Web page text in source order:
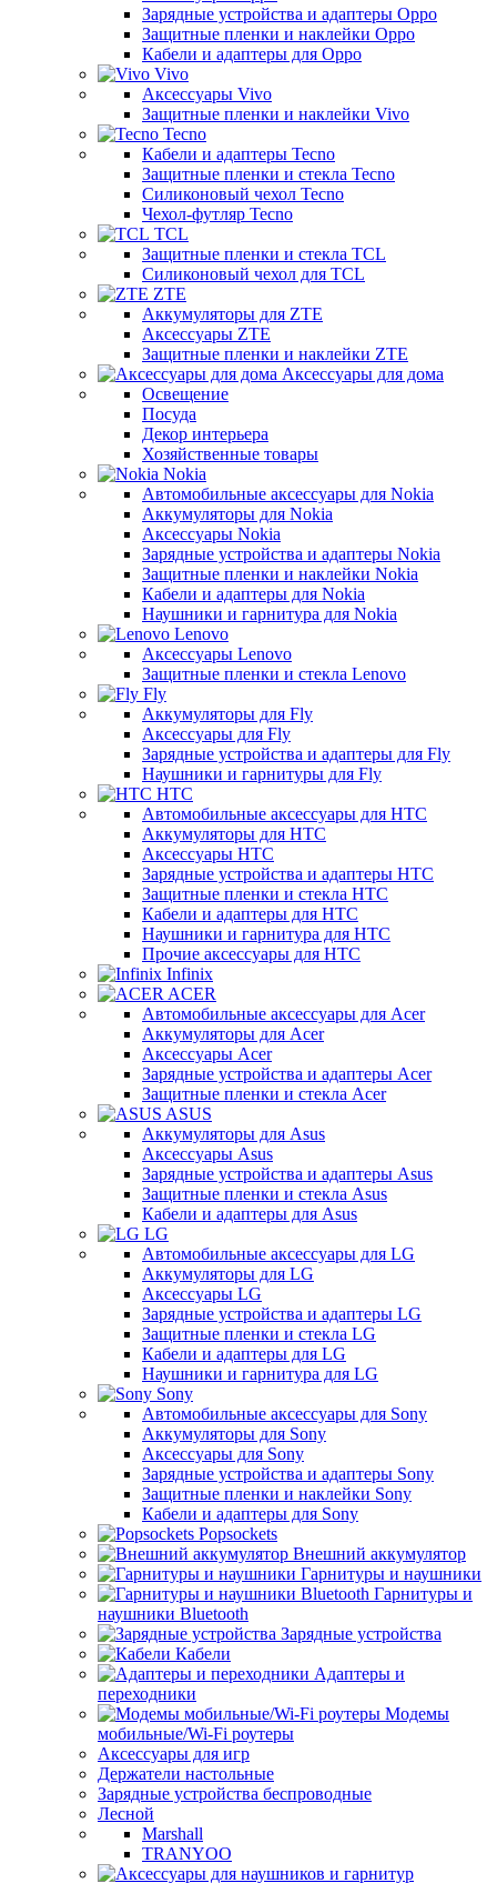
Зарядные устройства и адаптеры Oppo
Защитные пленки и наклейки Oppo
Кабели и адаптеры для Oppo
Vivo
Аксессуары Vivo
Защитные пленки и наклейки Vivo
Tecno
Кабели и адаптеры Tecno
Защитные пленки и стекла Tecno
Силиконовый чехол Tecno
Чехол-футляр Tecno
TCL
Защитные пленки и стекла TCL
Силиконовый чехол для TCL
ZTE
Аккумуляторы для ZTE
Аксессуары ZTE
Защитные пленки и наклейки ZTE
Аксессуары для дома
Освещение
Посуда
Декор интерьера
Хозяйственные товары
Nokia
Автомобильные аксессуары для Nokia
Аккумуляторы для Nokia
Аксессуары Nokia
Зарядные устройства и адаптеры Nokia
Защитные пленки и наклейки Nokia
Кабели и адаптеры для Nokia
Наушники и гарнитура для Nokia
Lenovo
Аксессуары Lenovo
Защитные пленки и стекла Lenovo
Fly
Аккумуляторы для Fly
Аксессуары для Fly
Зарядные устройства и адаптеры для Fly
Наушники и гарнитуры для Fly
HTC
Автомобильные аксессуары для HTC
Аккумуляторы для HTC
Аксессуары HTC
Зарядные устройства и адаптеры HTC
Защитные пленки и стекла HTC
Кабели и адаптеры для HTC
Наушники и гарнитура для HTC
Прочие аксессуары для HTC
Infinix
ACER
Автомобильные аксессуары для Acer
Аккумуляторы для Acer
Аксессуары Acer
Зарядные устройства и адаптеры Acer
Защитные пленки и стекла Acer
ASUS
Аккумуляторы для Asus
Аксессуары Asus
Зарядные устройства и адаптеры Asus
Защитные пленки и стекла Asus
Кабели и адаптеры для Asus
LG
Автомобильные аксессуары для LG
Аккумуляторы для LG
Аксессуары LG
Зарядные устройства и адаптеры LG
Защитные пленки и стекла LG
Кабели и адаптеры для LG
Наушники и гарнитура для LG
Sony
Автомобильные аксессуары для Sony
Аккумуляторы для Sony
Аксессуары для Sony
Зарядные устройства и адаптеры Sony
Защитные пленки и наклейки Sony
Кабели и адаптеры для Sony
Popsockets
Внешний аккумулятор
Гарнитуры и наушники
Гарнитуры и
наушники Bluetooth
Зарядные устройства
Кабели
Адаптеры и
переходники
Модемы
мобильные/Wi-Fi роутеры
Аксессуары для игр
Держатели настольные
Зарядные устройства беспроводные
Лесной
Marshall
TRANYOO